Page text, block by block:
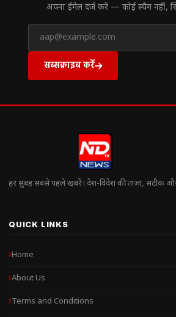
अपना ईमेल दर्ज करें — कोई स्पैम नहीं,
सब्सक्राइब करें
हर सुबह सबसे पहले खबरें। देश-विदेश की ताज़ा, सटीक और
QUICK LINKS
Home
About Us
Terms and Conditions